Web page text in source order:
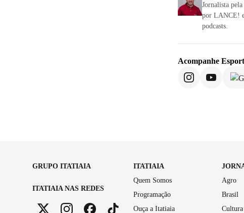
Jornalista
por LANCE!
podcasts.
Acompanhe
GRUPO ITATIAIA
ITATIAIA NAS REDES
ITATIAIA
Quem Somos
Programação
Ouça a Itatiaia
Agro
Brasil